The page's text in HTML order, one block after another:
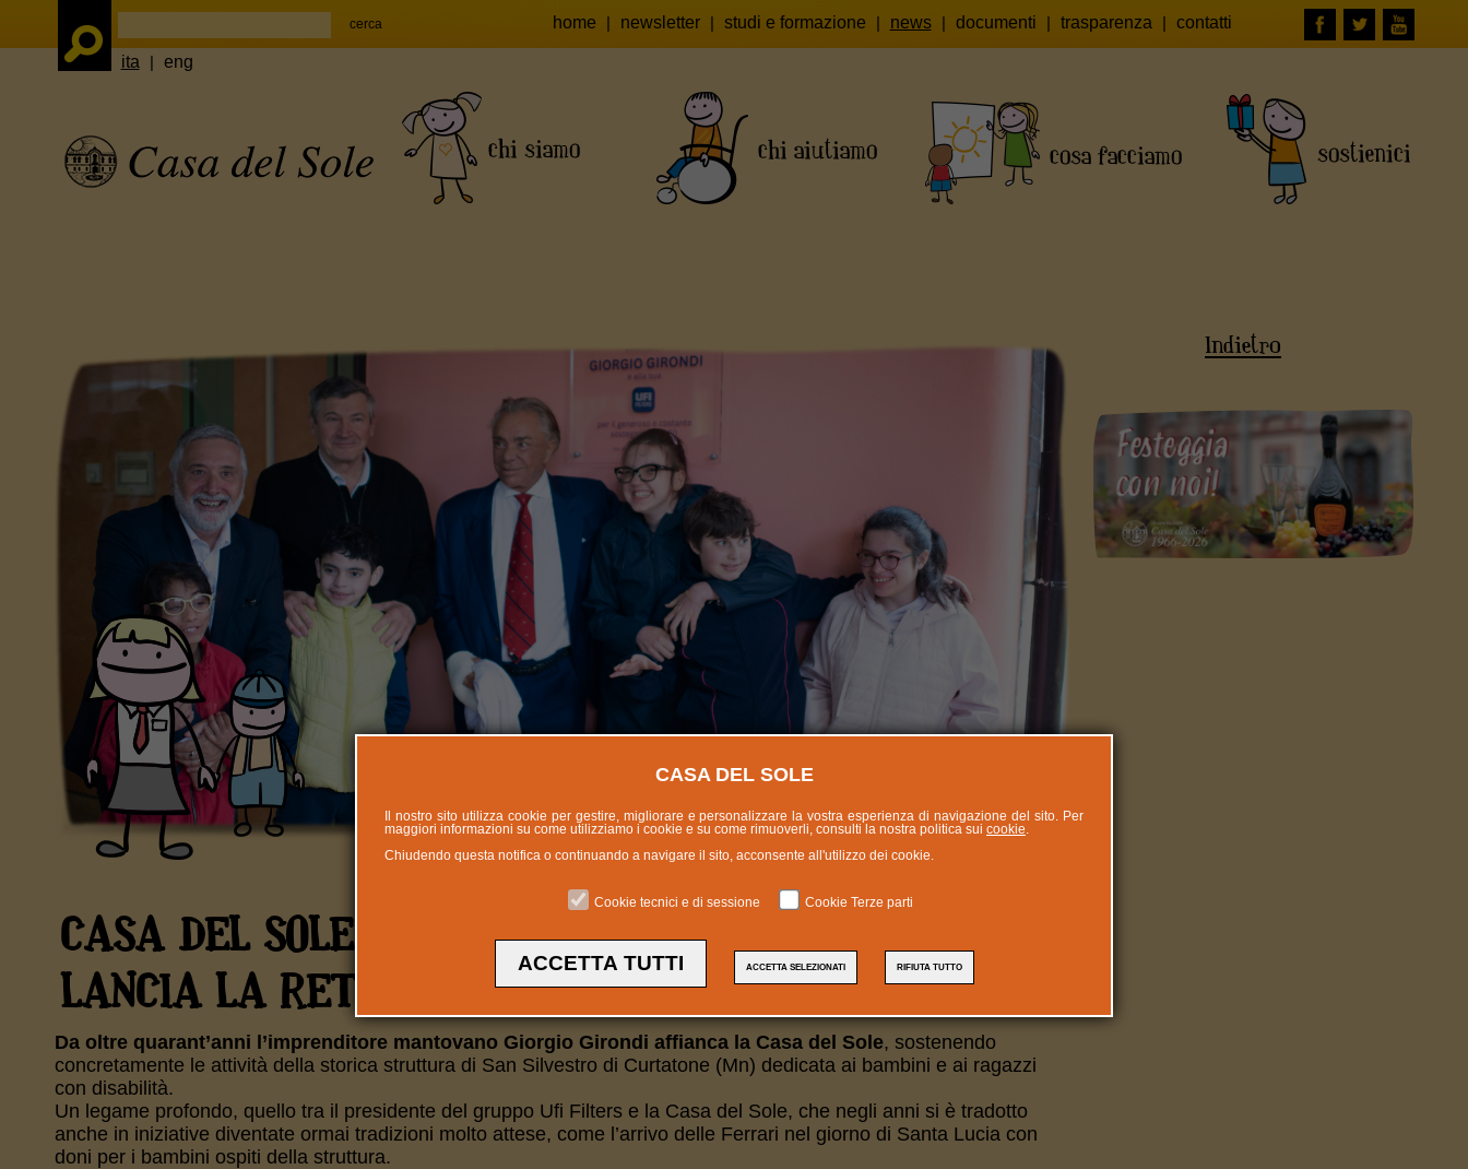
ita | eng
home | newsletter | studi e formazione | news | documenti | trasparenza | contatti
CASA DEL SOLE DEDICA UN PADIGLIONE A GIRONDI E
LANCIA LA RETE DELLE IMPRESE
Da oltre quarant’anni l’imprenditore mantovano Giorgio Girondi affianca la Casa del Sole, sostenendo
concretamente le attività della storica struttura di San Silvestro di Curtatone (Mn) dedicata ai bambini e ai ragazzi
con disabilità.
Un legame profondo, quello tra il presidente del gruppo Ufi Filters e la Casa del Sole, che negli anni si è tradotto
anche in iniziative diventate ormai tradizioni molto attese, come l’arrivo delle Ferrari nel giorno di Santa Lucia con
doni per i bambini ospiti della struttura.
Indietro
CASA DEL SOLE
Il nostro sito utilizza cookie per gestire, migliorare e personalizzare la vostra esperienza di navigazione del sito. Per
maggiori informazioni su come utilizziamo i cookie e su come rimuoverli, consulti la nostra politica sui cookie.
Chiudendo questa notifica o continuando a navigare il sito, acconsente all'utilizzo dei cookie.
Cookie tecnici e di sessione Cookie Terze parti
ACCETTA TUTTI ACCETTA SELEZIONATI RIFIUTA TUTTO